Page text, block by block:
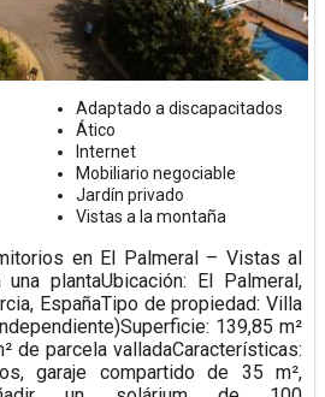
Adaptado a discapacitados
Ático
Internet
Mobiliario negociable
Jardín privado
Vistas a la montaña
en El Palmeral – Vistas al
plantaUbicación: El Palmeral,
EspañaTipo de propiedad: Villa
139,85 m²
de parcela valladaCaracterísticas:
garaje compartido de 35 m²,